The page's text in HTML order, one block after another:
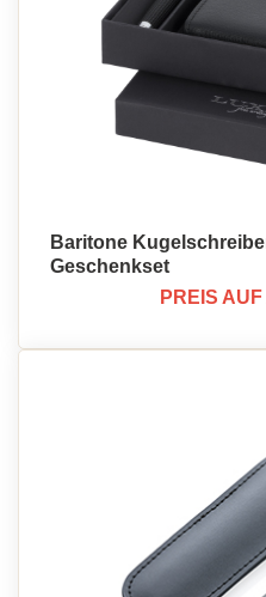
Baritone
Geschenkset
PREIS